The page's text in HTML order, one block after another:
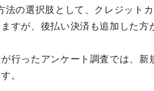
法の選択肢として、クレジット
すが、後払い決済も追加した方
行ったアンケート調査では、
。